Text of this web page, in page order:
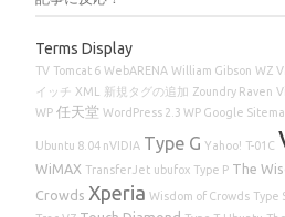
Terms Display
TV Tomcat 6 WebARENA William Gibson WZ
イッチ XML 新規タグの追加 Zoundry Raven
WP 任天堂 WordPress 2.3 WP Google
Ubuntu 8.04 nVIDIA Type G Yahoo! T-01C
WiMAX TransferJet ubufox Type P The
Crowds Xperia Wisdom of Crowds Type